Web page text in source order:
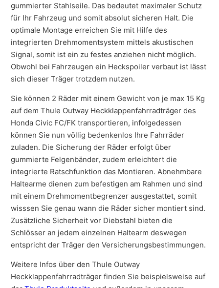
gummierter Stahlseile. Das bedeutet maximaler Schutz
für Ihr Fahrzeug und somit absolut sicheren Halt. Die
optimale Montage erreichen Sie mit Hilfe des
integrierten Drehmomentsystem mittels akustischen
Signal, somit ist ein zu festes anziehen nicht möglich.
Obwohl bei Fahrzeugen ein Heckspoiler verbaut ist lässt
sich dieser Träger trotzdem nutzen.
Sie können 2 Räder mit einem Gewicht von je max 15 Kg
auf dem Thule Outway Heckklappenfahrradträger des
Honda Civic FC/FK transportieren, infolgedessen
können Sie nun völlig bedenkenlos Ihre Fahrräder
zuladen. Die Sicherung der Räder erfolgt über
gummierte Felgenbänder, zudem erleichtert die
integrierte Ratschfunktion das Montieren. Abnehmbare
Haltearme dienen zum befestigen am Rahmen und sind
mit einem Drehmomentbegrenzer ausgestattet, somit
wisssen Sie genau wann die Räder sicher montiert sind.
Zusätzliche Sicherheit vor Diebstahl bieten die
Schlösser an jedem einzelnen Haltearm deswegen
entspricht der Träger den Versicherungsbestimmungen.
Weitere Infos über den Thule Outway
Heckklappenfahrradträger finden Sie beispielsweise auf